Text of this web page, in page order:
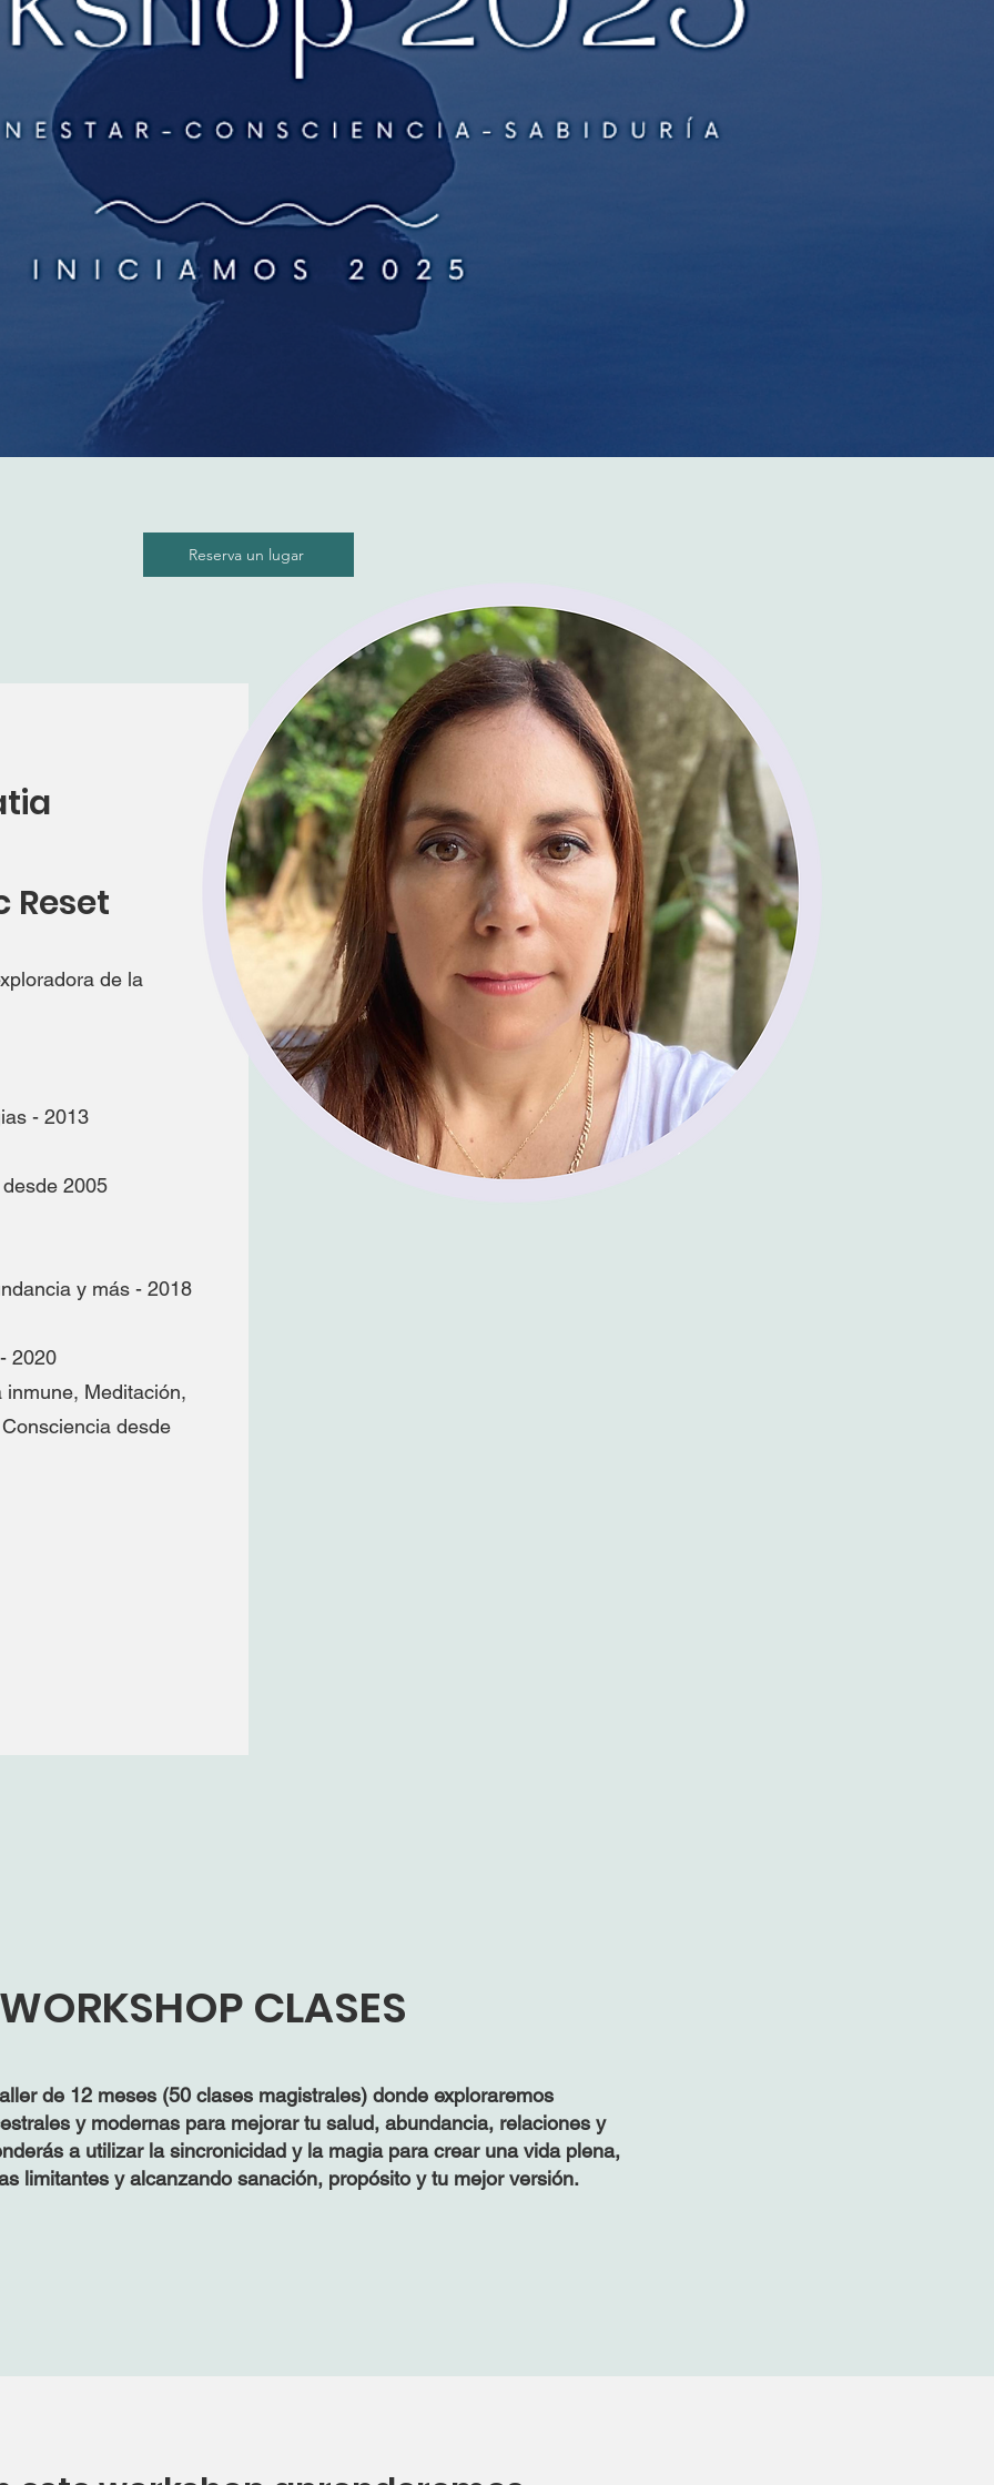
Reserva un lugar
Reset
de la
- 2013
2005
y más - 2018
2020
Meditación,
desde
WORKSHOP CLASES
de 12 meses (50 clases magistrales) donde exploraremos
y modernas para mejorar tu salud, abundancia, relaciones y
a utilizar la sincronicidad y la magia para crear una vida plena,
limitantes y alcanzando sanación, propósito y tu mejor versión.